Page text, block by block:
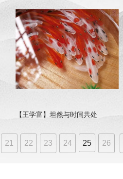
【王学富】坦然与时间共处
21 22 23 24 25 26